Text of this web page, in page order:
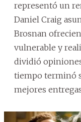
representó un
Daniel Craig
Brosnan
vulnerable y
dividió
tiempo terminó
mejores